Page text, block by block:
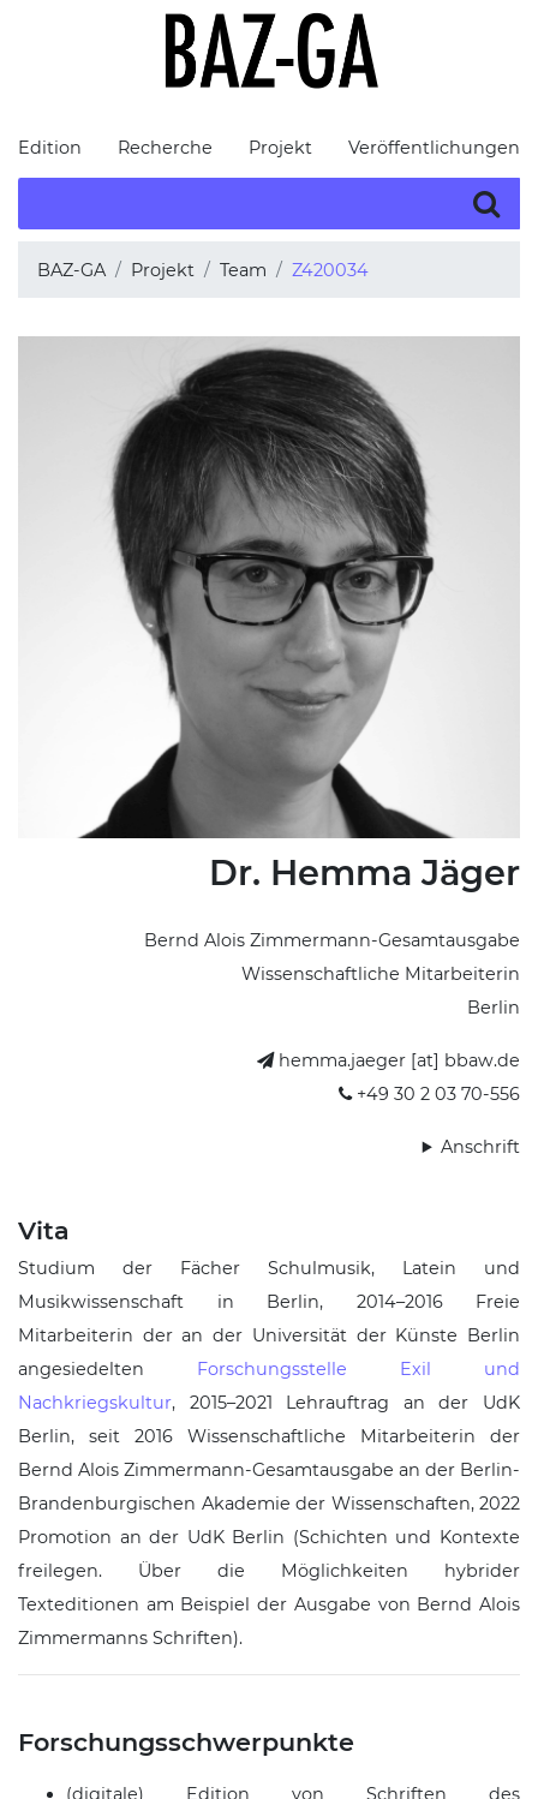
Edition Recherche Projekt Veröffentlichungen
BAZ-GA Projekt Team Z420034
Dr. Hemma Jäger
Bernd Alois Zimmermann-Gesamtausgabe
Wissenschaftliche Mitarbeiterin
Berlin
hemma.jaeger [at] bbaw.de
+49 30 2 03 70-556
Anschrift
Vita
Studium der Fächer Schulmusik, Latein und
Musikwissenschaft in Berlin, 2014–2016 Freie
Mitarbeiterin der an der Universität der Künste Berlin
angesiedelten Forschungsstelle Exil und
Nachkriegskultur, 2015–2021 Lehrauftrag an der UdK
Berlin, seit 2016 Wissenschaftliche Mitarbeiterin der
Bernd Alois Zimmermann-Gesamtausgabe an der Berlin-
Brandenburgischen Akademie der Wissenschaften, 2022
Promotion an der UdK Berlin (Schichten und Kontexte
freilegen. Über die Möglichkeiten hybrider
Texteditionen am Beispiel der Ausgabe von Bernd Alois
Zimmermanns Schriften).
Forschungsschwerpunkte
(digitale) Edition von Schriften des